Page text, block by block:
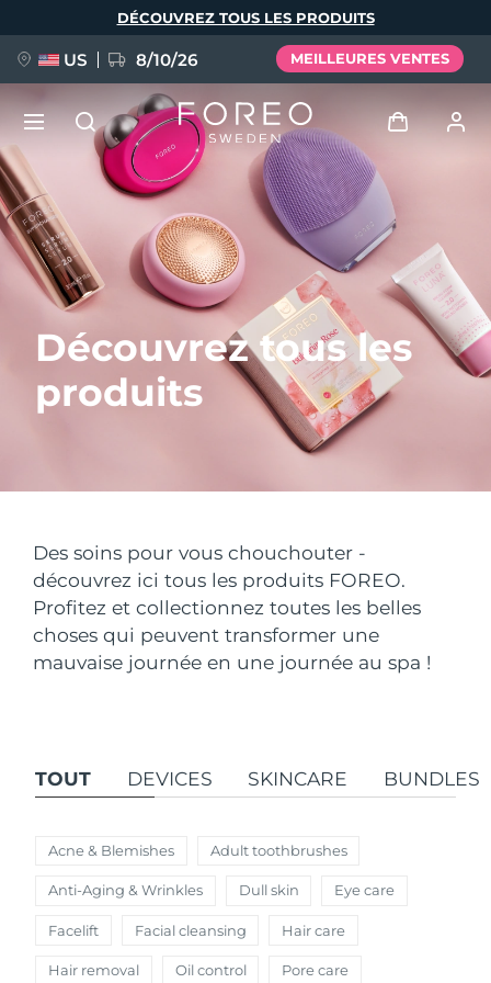
Découvrez tous les
produits
Des soins pour vous chouchouter -
découvrez ici tous les produits FOREO.
Profitez et collectionnez toutes les belles
choses qui peuvent transformer une
mauvaise journée en une journée au spa !
TOUT DEVICES SKINCARE BUNDLES
Acne & Blemishes Adult toothbrushes
Anti-Aging & Wrinkles Dull skin Eye care
Facelift Facial cleansing Hair care
Hair removal Oil control Pore care
DÉCOUVREZ TOUS LES PRODUITS
US 8/10/26 MEILLEURES VENTES
Se connecter
Profil de l'utilisateur
Mes appareils
Mes commandes
Mes adresses
NOUVEAU
FAQ™ Pure Beauty-Tech Elixir
BREAKING NEWS
FAQ™ Dual LED Panel
POPULAIRE
Offres spéciales Bestsellers
Langue
English Deutsch
Español
Français
Italiano
Português
Svenska
Русский
Türkçe
繁體中文
Pays de livraison
États-Unis Livraison estimée
Royaume-Uni Livraison estimée8/9/26
Espagne Livraison estimée8/9/26
France Livraison estimée
Australie Livraison estimée